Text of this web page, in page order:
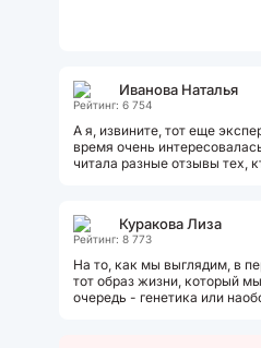
Иванова Наталья
Рейтинг: 6 754
А я, извините, тот еще
время очень
читала разные отзывы тех,
Куракова Лиза
Рейтинг: 8 773
На то, как мы выглядим, в
тот образ жизни, который
очередь - генетика или